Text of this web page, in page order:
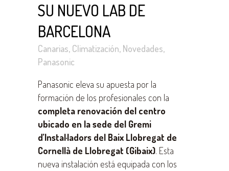
SU NUEVO LAB DE
BARCELONA
Canarias, Climatización, Novedades,
Panasonic
Panasonic eleva su apuesta por la
formación de los profesionales con la
completa renovación del centro
ubicado en la sede del Gremi
d’Instal·ladors del Baix Llobregat de
Cornellà de Llobregat (Gibaix). Esta
nueva instalación está equipada con los